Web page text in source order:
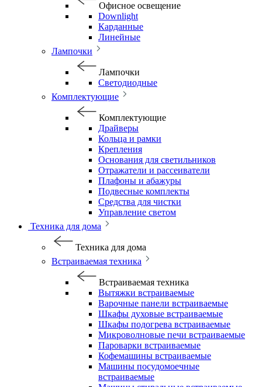
Офисное освещение
Downlight
Карданные
Линейные
Лампочки
Лампочки
Светодиодные
Комплектующие
Комплектующие
Драйверы
Кольца и рамки
Крепления
Основания для светильников
Отражатели и рассеиватели
Плафоны и абажуры
Подвесные комплекты
Средства для чистки
Управление светом
Техника для дома
Техника для дома
Встраиваемая техника
Встраиваемая техника
Вытяжки встраиваемые
Варочные панели встраиваемые
Шкафы духовые встраиваемые
Шкафы подогрева встраиваемые
Микроволновые печи встраиваемые
Пароварки встраиваемые
Кофемашины встраиваемые
Машины посудомоечные
встраиваемые